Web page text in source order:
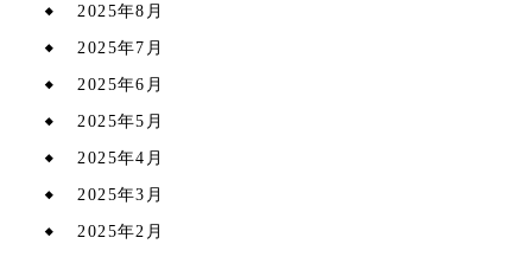
2025年8月
2025年7月
2025年6月
2025年5月
2025年4月
2025年3月
2025年2月